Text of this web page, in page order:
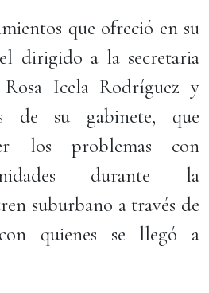
que ofreció en su
dirigido a la secretaria
Icela Rodríguez y
de su gabinete, que
los problemas con
durante la
suburbano a través de
quienes se llegó a